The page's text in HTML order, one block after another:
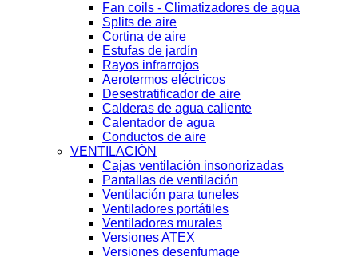
Fan coils - Climatizadores de agua
Splits de aire
Cortina de aire
Estufas de jardín
Rayos infrarrojos
Aerotermos eléctricos
Desestratificador de aire
Calderas de agua caliente
Calentador de agua
Conductos de aire
VENTILACIÓN
Cajas ventilación insonorizadas
Pantallas de ventilación
Ventilación para tuneles
Ventiladores portátiles
Ventiladores murales
Versiones ATEX
Versiones desenfumage